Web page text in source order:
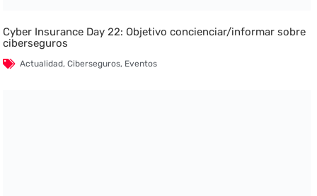
Cyber Insurance Day 22: Objetivo concienciar/informar sobre
ciberseguros
Actualidad,Ciberseguros, Eventos